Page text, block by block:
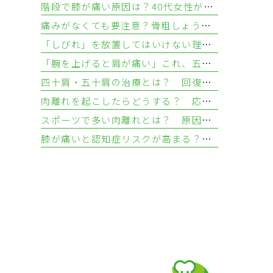
階段で膝が痛い原因は？40代女性が知るべき3つの疾患と対処法
痛みがなくても要注意？骨粗しょう症を放置する骨折リスクと検査法
「しびれ」を放置してはいけない理由—手足のしびれが示す疾患とは
「腕を上げると肩が痛い」これ、五十肩じゃないかも？ 肩腱板損傷との違いについて
四十肩・五十肩の治療とは？ 回復を目指す治し方とリハビリ
肉離れを起こしたらどうする？ 応急処置と治し方
スポーツで多い肉離れとは？ 原因・症状・起こりやすい部位を解説
膝が痛いと認知症リスクが高まる？ 変形性膝関節症から考える健康リスク